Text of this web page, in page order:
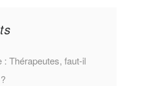
Thérapeutes, faut-il